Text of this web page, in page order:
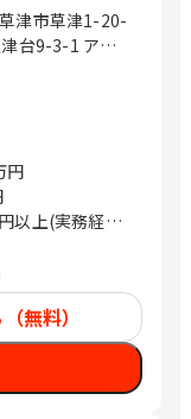
町10－15 岡山
8号 岡山県倉敷
島市安佐南区西
ル3F） 山口県
番11号 山口県
9 山口県山口
県徳島市中洲
市生石町130-1
10号 福岡県福
（西鉄祇園ビ
ィ小倉3階）
番1号 （中央
駅前中央1丁目
前ビル4F） 熊
目7-1 宮崎県
津市草津1-20-
台9-3-1 アコ
イオンタウン
1 広島県福山
府市佐波2-6-
1 愛媛県新居
伊予郡松前町
こ町勝山黒田
4丁目86 福岡
3 佐賀県佐賀
崎県佐世保市千
栄町8-6 熊本
12 熊本県熊
円
以上(実務経験
無料）